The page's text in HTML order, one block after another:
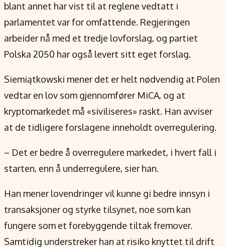
blant annet har vist til at reglene vedtatt i
parlamentet var for omfattende. Regjeringen
arbeider nå med et tredje lovforslag, og partiet
Polska 2050 har også levert sitt eget forslag.
Siemiątkowski mener det er helt nødvendig at Polen
vedtar en lov som gjennomfører MiCA, og at
kryptomarkedet må «siviliseres» raskt. Han avviser
at de tidligere forslagene inneholdt overregulering.
– Det er bedre å overregulere markedet, i hvert fall i
starten, enn å underregulere, sier han.
Han mener lovendringer vil kunne gi bedre innsyn i
transaksjoner og styrke tilsynet, noe som kan
fungere som et forebyggende tiltak fremover.
Samtidig understreker han at risiko knyttet til drift